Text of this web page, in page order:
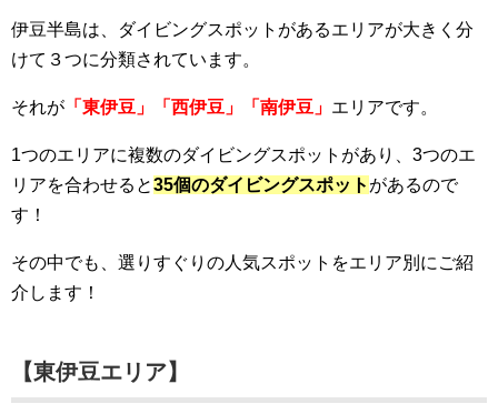
伊豆半島は、ダイビングスポットがあるエリアが大きく分
けて３つに分類されています。
それが 「東伊豆」「西伊豆」「南伊豆」 エリアです。
1つのエリアに複数のダイビングスポットがあり、3つのエ
リアを合わせると35個のダイビングスポット があるので
す！
その中でも、選りすぐりの人気スポットをエリア別にご紹
介します！
【東伊豆エリア】